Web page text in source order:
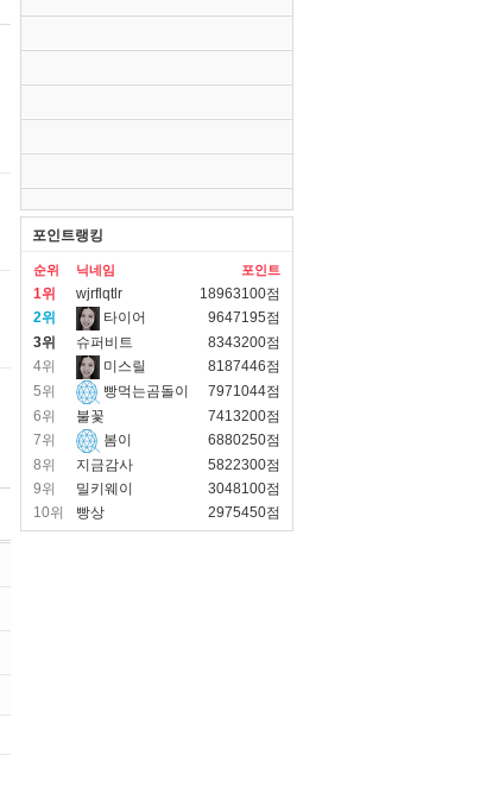
포인트랭킹
순위 닉네임 포인트
1위 wjrflqtlr
18963100점
2위
타이어
9647195점
3위
슈퍼비트
8343200점
4위
미스릴
8187446점
5위
빵먹는곰돌이
7971044점
6위
불꽃
7413200점
7위
봄이
6880250점
8위
지금감사
5822300점
9위
밀키웨이
3048100점
10위
빵상 2975450점